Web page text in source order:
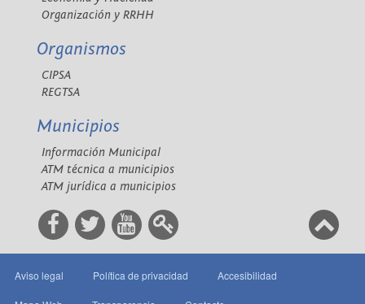
Organización y RRHH
Organismos
CIPSA
REGTSA
Municipios
Información Municipal
ATM técnica a municipios
ATM jurídica a municipios
Aviso legal Política de privacidad Accesibilidad